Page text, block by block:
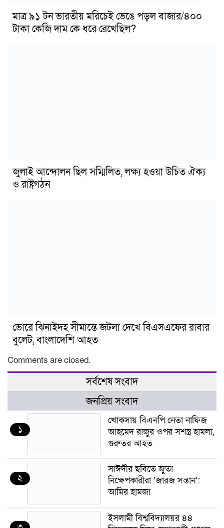
মাত্র ৯১ টন ভারতীয় মরিচেই ভেঙে পড়ল বাজার/৪০০
টাকা কেজি দাম কে ধরে রেখেছিল?
জুলাই আন্দোলন ছিল সম্মিলিত, লক্ষ্য হওয়া উচিত ঐক্য
ও রাষ্ট্রগঠন
ভোরে ঝিনাইদহ সীমান্তে জটলা দেখে বিএসএফের রাবার
বুলেট, বাংলাদেশি আহত
Comments are closed.
সর্বশেষ সংবাদ
জনপ্রিয় সংবাদ
১
খোকসায় বিএনপি নেতা নাফিজ
আহমেদ রাজুর ওপর সশস্ত্র হামলা,
গুরুতর আহত
২
সাঈদীর ছবিতে জুতা
নিক্ষেপকারীরা ‘জারজ সন্তান’:
আমির হামজা
ইসলামী বিশ্ববিদ্যালয়র ৪৪